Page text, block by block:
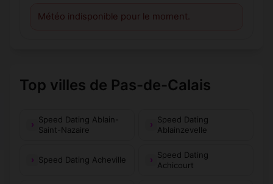
Météo indisponible pour le moment.
Top villes de Pas-de-Calais
Speed Dating Ablain-
Saint-Nazaire
Speed Dating
Ablainzevelle
Speed Dating Acheville
Speed Dating
Achicourt